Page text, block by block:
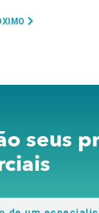
seus